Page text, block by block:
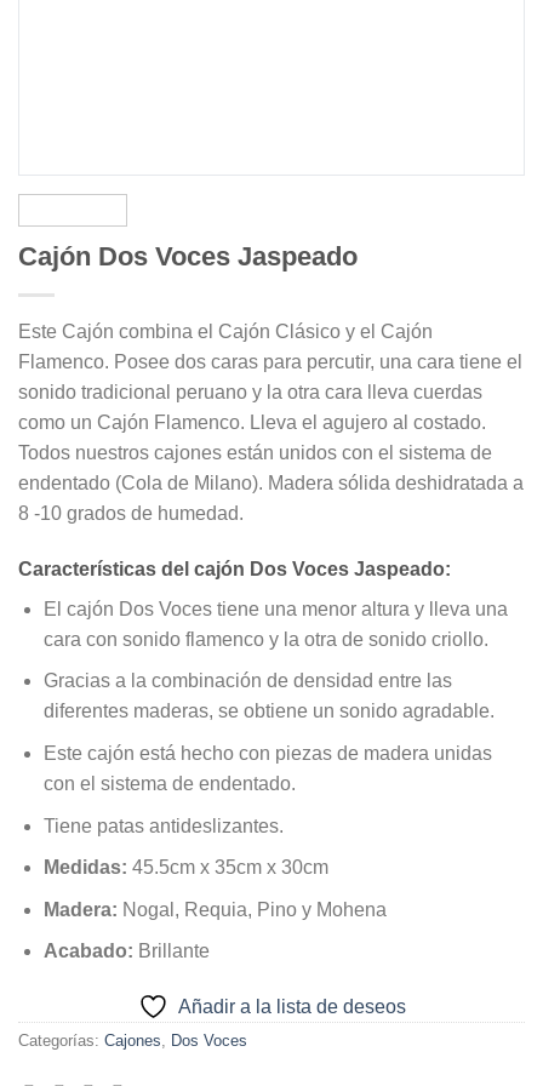
Cajón Dos Voces Jaspeado
Este Cajón combina el Cajón Clásico y el Cajón
Flamenco. Posee dos caras para percutir, una cara tiene el
sonido tradicional peruano y la otra cara lleva cuerdas
como un Cajón Flamenco. Lleva el agujero al costado.
Todos nuestros cajones están unidos con el sistema de
endentado (Cola de Milano). Madera sólida deshidratada a
8 -10 grados de humedad.
Características del cajón Dos Voces Jaspeado:
El cajón Dos Voces tiene una menor altura y lleva una
cara con sonido flamenco y la otra de sonido criollo.
Gracias a la combinación de densidad entre las
diferentes maderas, se obtiene un sonido agradable.
Este cajón está hecho con piezas de madera unidas
con el sistema de endentado.
Tiene patas antideslizantes.
Medidas: 45.5cm x 35cm x 30cm
Madera: Nogal, Requia, Pino y Mohena
Acabado: Brillante
Añadir a la lista de deseos
Categorías: Cajones, Dos Voces